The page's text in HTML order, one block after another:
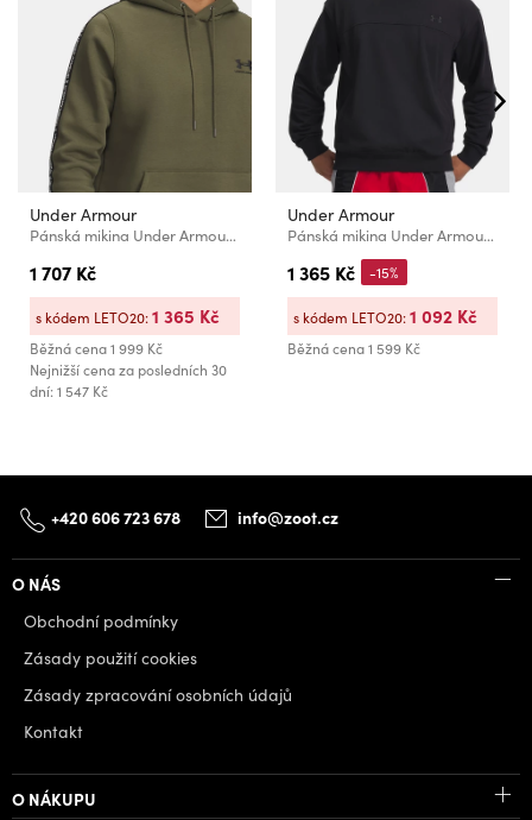
Under Armour
Pánská mikina Under Armour UA Icon Fleece HD Taping
1 707 Kč
Běžná cena1 999 Kč
Nejnižší cena za posledních 30
dní: 1 547 Kč
s kódem LETO20:1 365 Kč
Under Armour
Pánská mikina Under Armour UA Rival LW Hoodie
1 365 Kč
Běžná cena1 599 Kč
-15%
s kódem LETO20:1 092 Kč
+420 606 723 678 info@zoot.cz
O NÁS
Obchodní podmínky
Zásady použití cookies
Zásady zpracování osobních údajů
Kontakt
O NÁKUPU